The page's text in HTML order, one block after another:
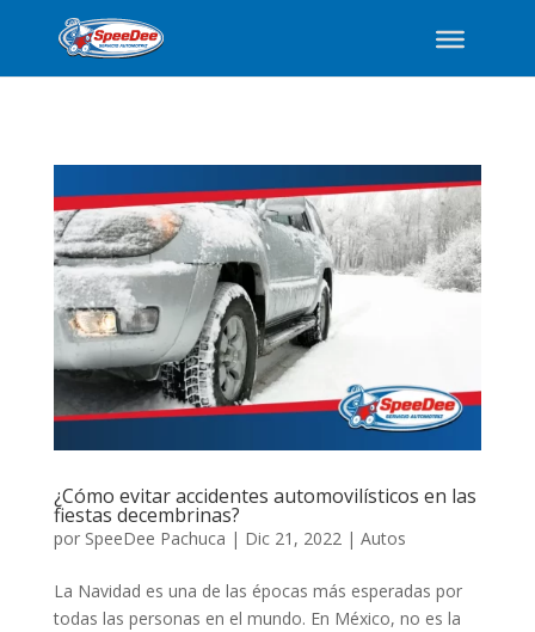
¿Cómo evitar accidentes automovilísticos en las
fiestas decembrinas?
por SpeeDee Pachuca | Dic 21, 2022| Autos
La Navidad es una de las épocas más esperadas por
todas las personas en el mundo. En México, no es la